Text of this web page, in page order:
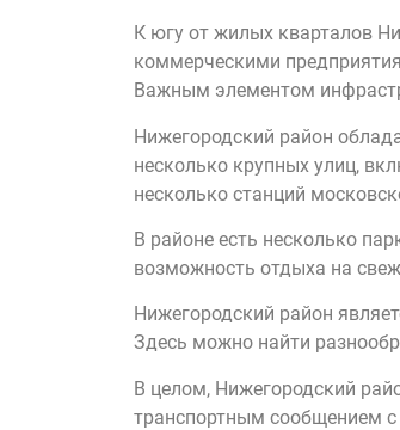
К югу от жилых кварталов
коммерческими
Важным элементом
Нижегородский район
несколько крупных улиц,
несколько станций
В районе есть несколько
возможность отдыха на
Нижегородский район
Здесь можно найти
В целом, Нижегородский
транспортным сообщением